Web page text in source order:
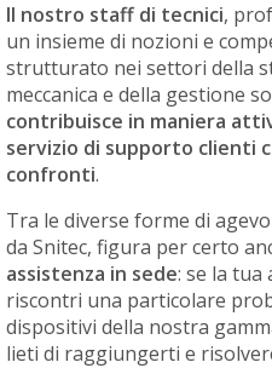
Il nostro staff di tecnici,
un insieme di nozioni e
strutturato nei settori della
meccanica e della gestione
contribuisce in maniera
servizio di supporto clienti
confronti.
Tra le diverse forme di
da Snitec, figura per certo
assistenza in sede: se la tua
riscontri una particolare
dispositivi della nostra
lieti di raggiungerti e